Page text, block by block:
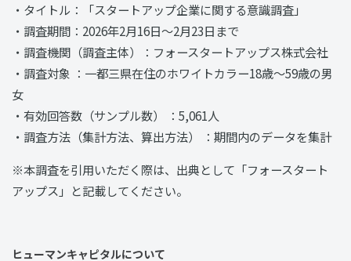
・タイトル：「スタートアップ企業に関する意識調査」
・調査期間：2026年2月16日〜2月23日まで
・調査機関（調査主体）：フォースタートアップス株式会社
・調査対象 ：一都三県在住のホワイトカラー18歳～59歳の男
女
・有効回答数（サンプル数） ：5,061人
・調査方法（集計方法、算出方法） ：期間内のデータを集計
※本調査を引用いただく際は、出典として「フォースタート
アップス」と記載してください。
ヒューマンキャピタルについて